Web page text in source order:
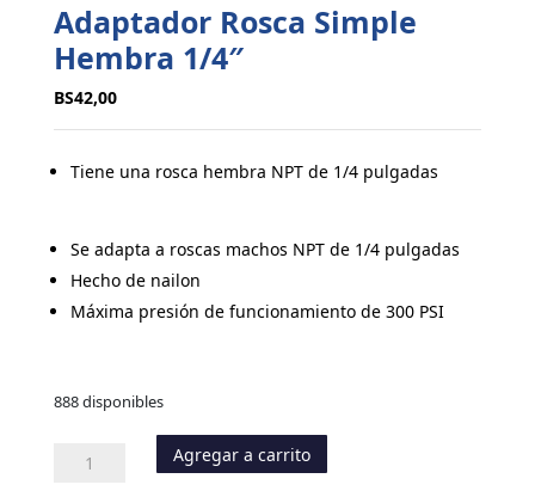
Adaptador Rosca Simple
Hembra 1/4″
BS42,00
Tiene una rosca hembra NPT de 1/4 pulgadas
Se adapta a roscas machos NPT de 1/4 pulgadas
Hecho de nailon
Máxima presión de funcionamiento de 300 PSI
888 disponibles
Adaptador
Agregar a carrito